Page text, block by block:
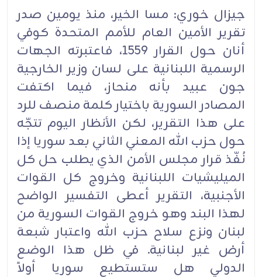
جيزال خوري: مسا الخير، منذ يومين صدر
تقرير الأمين العام للأمم المتحدة كوفي
أنان حول القرار 1559، فاعتبرته الجهات
الرسمية اللبنانية على لسان وزير الخارجية
جون عبيد بأنه منحاز، فيما اكتفت
المصادر السورية باختيار كلمة منصف للرد
على هذا التقرير، لكن الأنظار اليوم تتجّه
حول حزب الله المعني الثاني بعد سوريا إذا
نُفّذ قرار مجلس الأمن الذي يطلب حل كل
الميليشيات اللبنانية وخروج كل القوات
الأجنبية، التقرير أعطى التفسير الواضح
لهذا البند وهو خروج القوات السورية من
لبنان ونزع سلاح حزب الله واعتبار شبعة
أرض غير لبنانية. في ظل هذا الوضع
الدولي هل ستستطيع سوريا أولاً